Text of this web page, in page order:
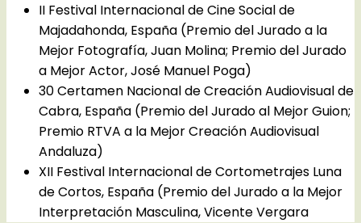
II Festival Internacional de Cine Social de
Majadahonda, España (Premio del Jurado a la
Mejor Fotografía, Juan Molina; Premio del Jurado
a Mejor Actor, José Manuel Poga)
30 Certamen Nacional de Creación Audiovisual de
Cabra, España (Premio del Jurado al Mejor Guion;
Premio RTVA a la Mejor Creación Audiovisual
Andaluza)
XII Festival Internacional de Cortometrajes Luna
de Cortos, España (Premio del Jurado a la Mejor
Interpretación Masculina, Vicente Vergara